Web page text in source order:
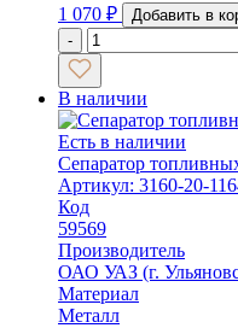
1 070 ₽
Добавить в
-
В наличии
Есть в наличии
Сепаратор
Артикул: 3160-20-
Код
59569
Производитель
ОАО УАЗ (г.
Материал
Металл